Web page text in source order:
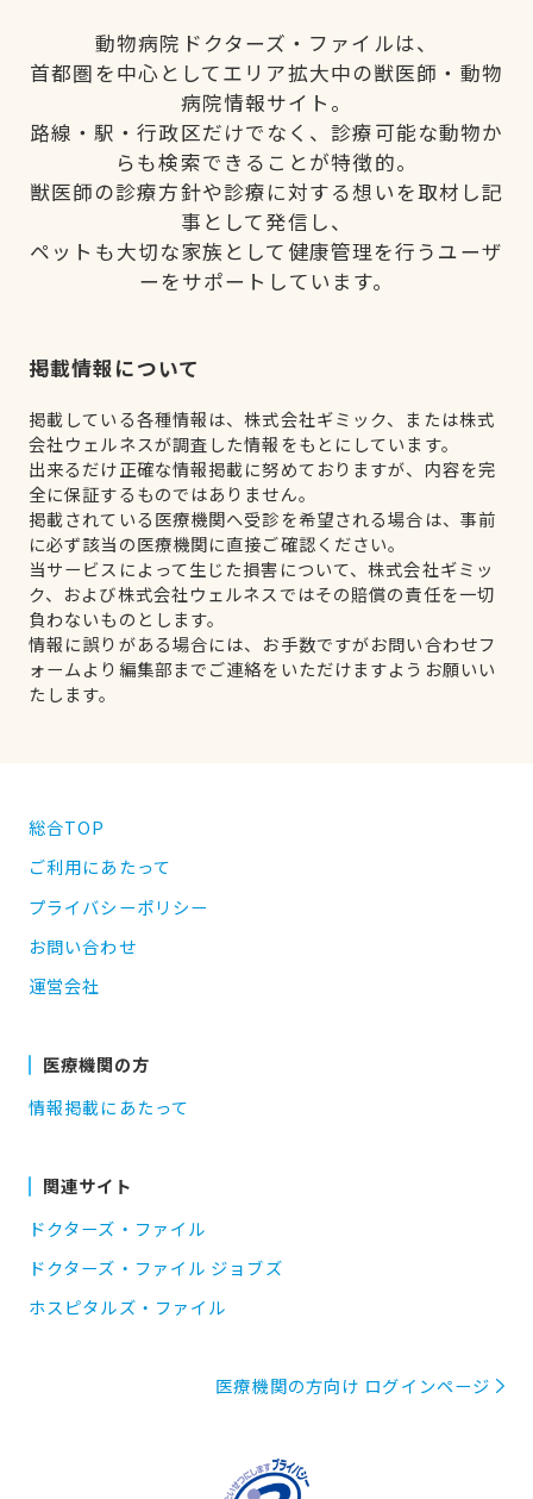
動物病院ドクターズ・ファイルは、
首都圏を中心としてエリア拡大中の獣医師・動物
病院情報サイト。
路線・駅・行政区だけでなく、診療可能な動物か
らも検索できることが特徴的。
獣医師の診療方針や診療に対する想いを取材し記
事として発信し、
ペットも大切な家族として健康管理を行うユーザ
ーをサポートしています。
掲載情報について
掲載している各種情報は、株式会社ギミック、または株式
会社ウェルネスが調査した情報をもとにしています。
出来るだけ正確な情報掲載に努めておりますが、内容を完
全に保証するものではありません。
掲載されている医療機関へ受診を希望される場合は、事前
に必ず該当の医療機関に直接ご確認ください。
当サービスによって生じた損害について、株式会社ギミッ
ク、および株式会社ウェルネスではその賠償の責任を一切
負わないものとします。
情報に誤りがある場合には、お手数ですがお問い合わせフ
ォームより編集部までご連絡をいただけますようお願いい
たします。
総合TOP
ご利用にあたって
プライバシーポリシー
お問い合わせ
運営会社
医療機関の方
情報掲載にあたって
関連サイト
ドクターズ・ファイル
ドクターズ・ファイル ジョブズ
ホスピタルズ・ファイル
医療機関の方向け ログインページ